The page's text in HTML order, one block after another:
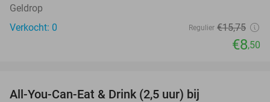
Geldrop
Verkocht: 0
Regulier €15,75
€8,50
All-You-Can-Eat & Drink (2,5 uur) bij